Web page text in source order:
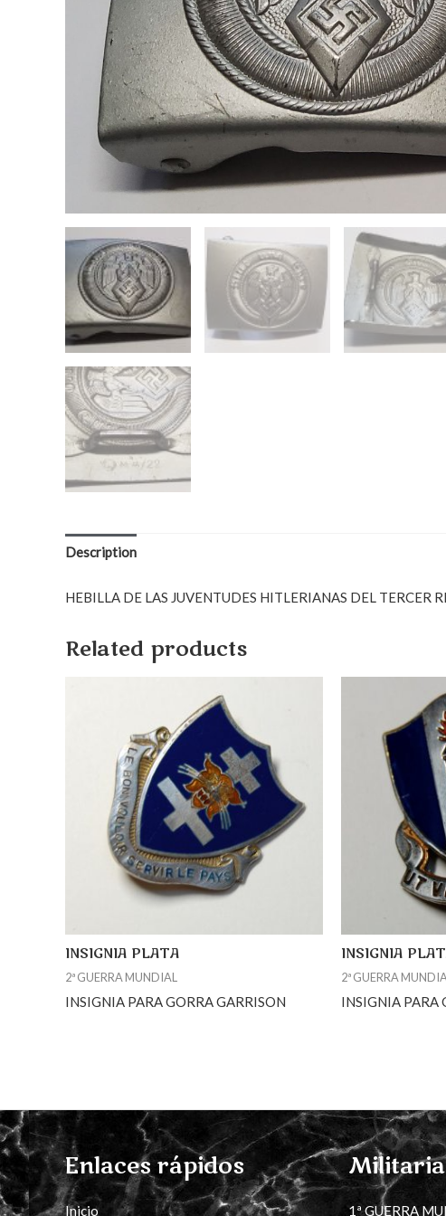
Description
HEBILLA DE LAS JUVENTUDES HITLERIANAS DEL TERCER
Related products
INSIGNIA PLATA
2ª GUERRA MUNDIAL
INSIGNIA PARA GORRA GARRISON
INSIGNIA
2ª GUERRA
INSIGNIA PARA
Enlaces rápidos
Inicio
Militaria
1ª GUERRA